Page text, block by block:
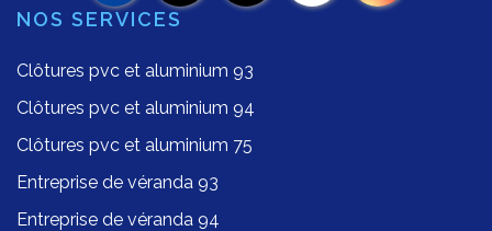
NOS SERVICES
Clôtures pvc et aluminium 93
Clôtures pvc et aluminium 94
Clôtures pvc et aluminium 75
Entreprise de véranda 93
Entreprise de véranda 94